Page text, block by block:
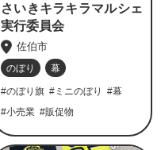
さいきキラキラマルシェ
実行委員会
佐伯市
のぼり 幕
#のぼり旗 #ミニのぼり
#幕
#小売業 #販促物